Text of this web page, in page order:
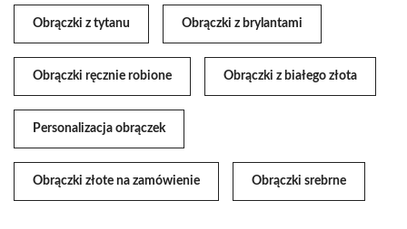
Obrączki z tytanu Obrączki z brylantami
Obrączki ręcznie robione Obrączki z białego złota
Personalizacja obrączek
Obrączki złote na zamówienie Obrączki srebrne